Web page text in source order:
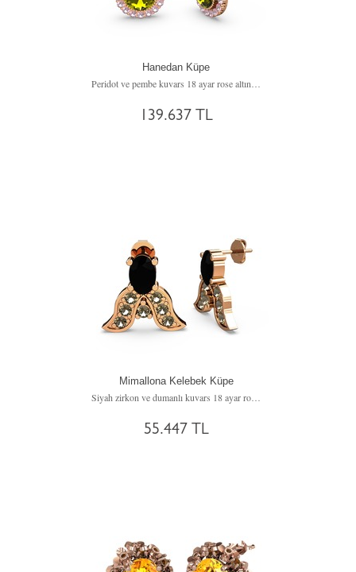
Hanedan Küpe
139.637 TL
Mimallona Kelebek Küpe
Siyah zirkon ve dumanlı kuvars 18 ayar rose altın küpe
55.447 TL